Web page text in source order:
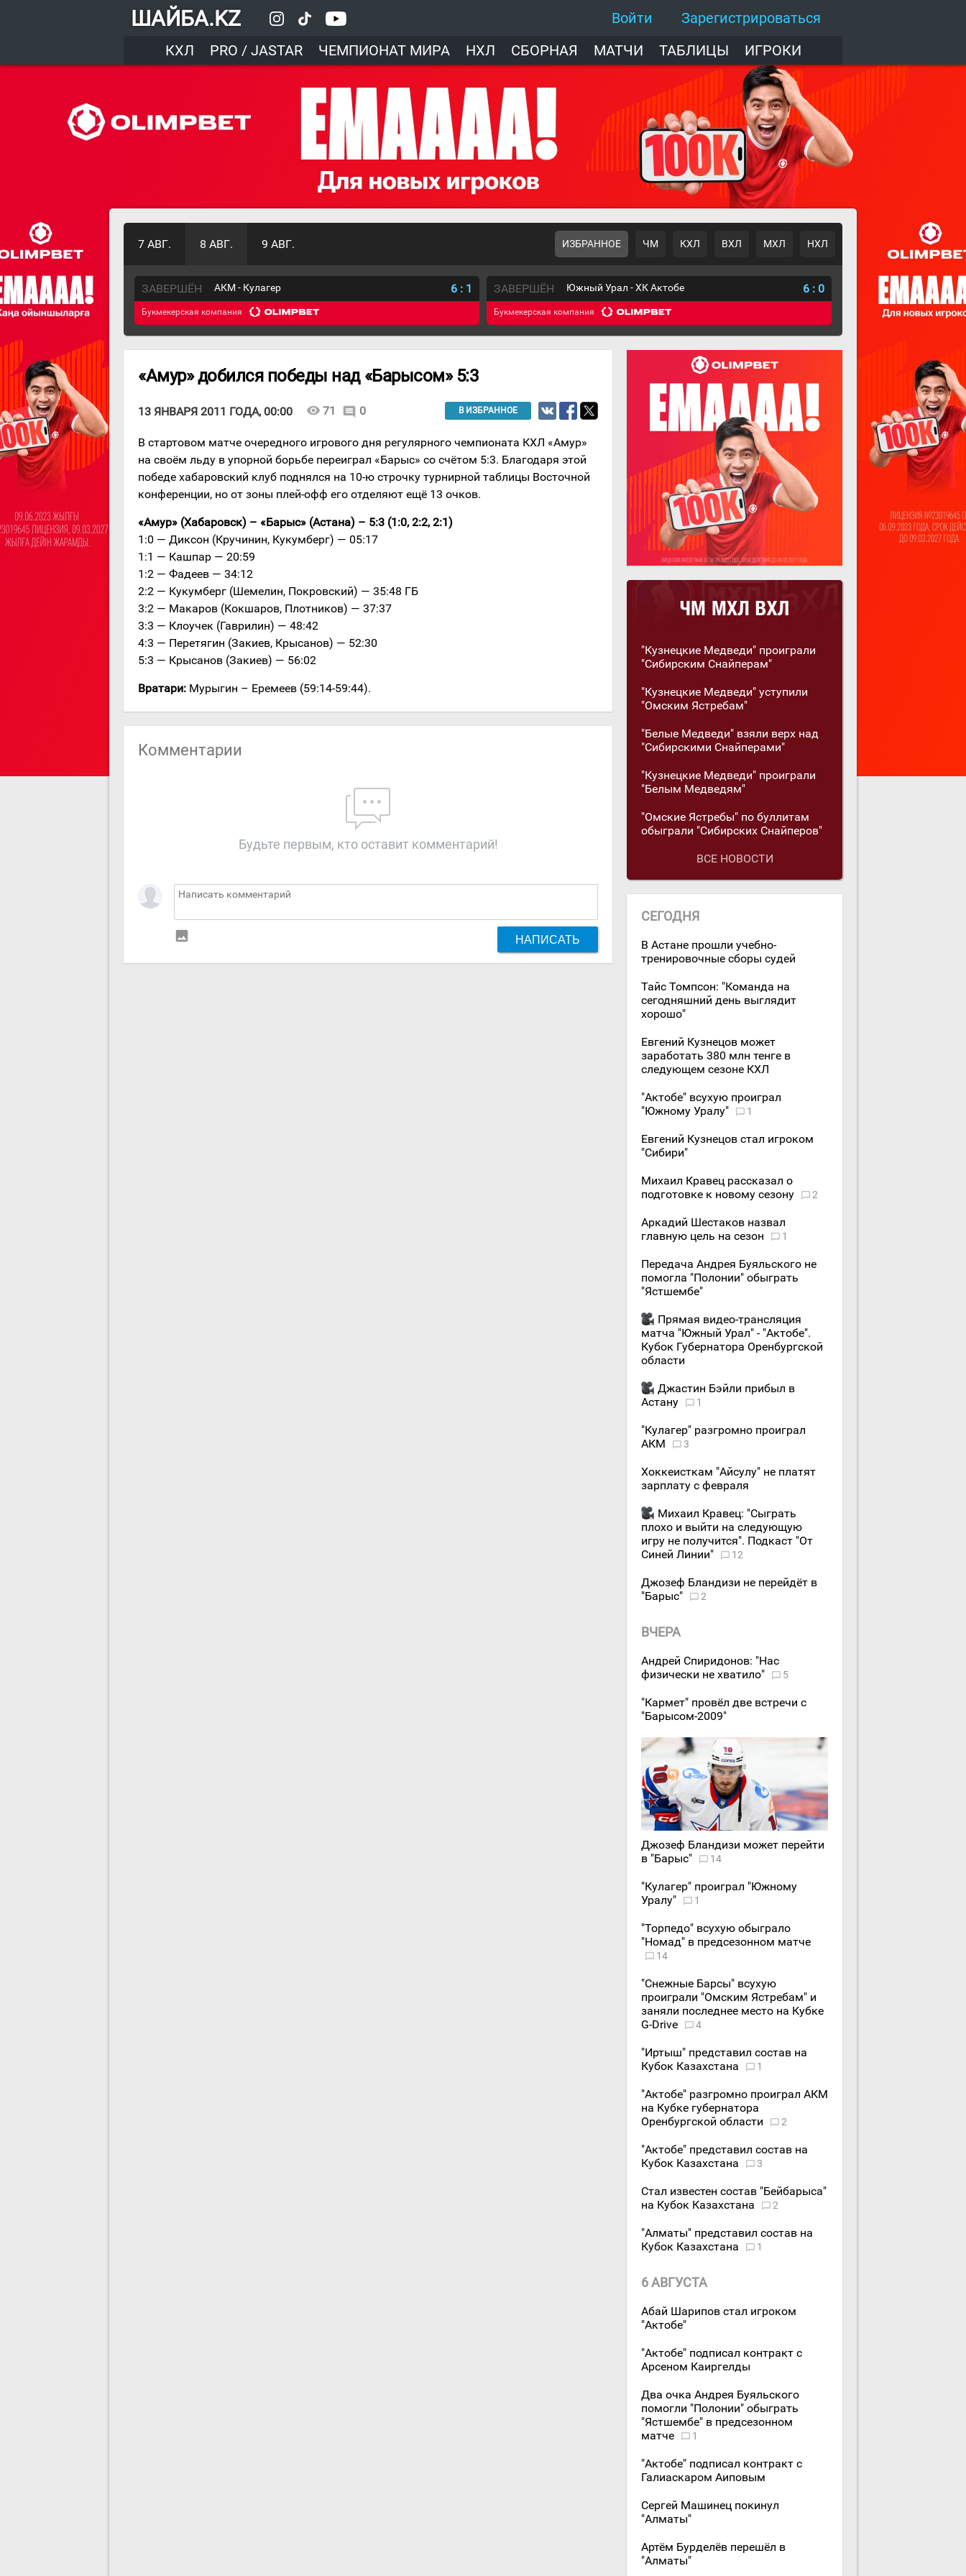
ШАЙБА.KZ Войти
Зарегистрироваться
КХЛ
PRO / JASTAR ЧЕМПИОНАТ МИРА НХЛ СБОРНАЯ МАТЧИ ТАБЛИЦЫ ИГРОКИ
7 АВГ. 8 АВГ. 9 АВГ. ИЗБРАННОЕ ЧМ КХЛ ВХЛ МХЛ НХЛ
ЗАВЕРШЁН АКМ - Кулагер 6 : 1
Букмекерская компания
ЗАВЕРШЁН Южный Урал - ХК Актобе 6 : 0
Букмекерская компания
«Амур» добился победы над «Барысом» 5:3
13 ЯНВАРЯ 2011 ГОДА, 00:00 visibility 71 comment 0 В ИЗБРАННОЕ
В стартовом матче очередного игрового дня регулярного чемпионата КХЛ «Амур»
на своём льду в упорной борьбе переиграл «Барыс» со счётом 5:3. Благодаря этой
победе хабаровский клуб поднялся на 10-ю строчку турнирной таблицы Восточной
конференции, но от зоны плей-офф его отделяют ещё 13 очков.
«Амур» (Хабаровск) – «Барыс» (Астана) – 5:3 (1:0, 2:2, 2:1)
1:0 — Диксон (Кручинин, Кукумберг) — 05:17
1:1 — Кашпар — 20:59
1:2 — Фадеев — 34:12
2:2 — Кукумберг (Шемелин, Покровский) — 35:48 ГБ
3:2 — Макаров (Кокшаров, Плотников) — 37:37
3:3 — Клоучек (Гаврилин) — 48:42
4:3 — Перетягин (Закиев, Крысанов) — 52:30
5:3 — Крысанов (Закиев) — 56:02
Вратари: Мурыгин – Еремеев (59:14-59:44).
Комментарии
Будьте первым, кто оставит комментарий!
insert_photo НАПИСАТЬ
"Кузнецкие Медведи" проиграли
"Сибирским Снайперам"
"Кузнецкие Медведи" уступили
"Омским Ястребам"
"Белые Медведи" взяли верх над
"Сибирскими Снайперами"
"Кузнецкие Медведи" проиграли
"Белым Медведям"
"Омские Ястребы" по буллитам
обыграли "Сибирских Снайперов"
ВСЕ НОВОСТИ
СЕГОДНЯ
В Астане прошли учебно-
тренировочные сборы судей
Тайс Томпсон: "Команда на
сегодняшний день выглядит
хорошо"
Евгений Кузнецов может
заработать 380 млн тенге в
следующем сезоне КХЛ
"Актобе" всухую проиграл
"Южному Уралу"
1
Евгений Кузнецов стал игроком
"Сибири"
Михаил Кравец рассказал о
подготовке к новому сезону
2
Аркадий Шестаков назвал
главную цель на сезон
1
Передача Андрея Буяльского не
помогла "Полонии" обыграть
"Ястшембе"
Прямая видео-трансляция
матча "Южный Урал" - "Актобе".
Кубок Губернатора Оренбургской
области
Джастин Бэйли прибыл в
Астану
1
"Кулагер" разгромно проиграл
АКМ
3
Хоккеисткам "Айсулу" не платят
зарплату с февраля
Михаил Кравец: "Сыграть
плохо и выйти на следующую
игру не получится". Подкаст "От
Синей Линии"
12
Джозеф Бландизи не перейдёт в
"Барыс"
2
ВЧЕРА
Андрей Спиридонов: "Нас
физически не хватило"
5
"Кармет" провёл две встречи с
"Барысом-2009"
Джозеф Бландизи может перейти
в "Барыс"
14
"Кулагер" проиграл "Южному
Уралу"
1
"Торпедо" всухую обыграло
"Номад" в предсезонном матче
14
"Снежные Барсы" всухую
проиграли "Омским Ястребам" и
заняли последнее место на Кубке
G-Drive
4
"Иртыш" представил состав на
Кубок Казахстана
1
"Актобе" разгромно проиграл АКМ
на Кубке губернатора
Оренбургской области
2
"Актобе" представил состав на
Кубок Казахстана
3
Стал известен состав "Бейбарыса"
на Кубок Казахстана
2
"Алматы" представил состав на
Кубок Казахстана
1
6 АВГУСТА
Абай Шарипов стал игроком
"Актобе"
"Актобе" подписал контракт с
Арсеном Каиргелды
Два очка Андрея Буяльского
помогли "Полонии" обыграть
"Ястшембе" в предсезонном
матче
1
"Актобе" подписал контракт с
Галиаскаром Аиповым
Сергей Машинец покинул
"Алматы"
Артём Бурделёв перешёл в
"Алматы"